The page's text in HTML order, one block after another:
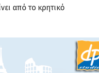
από το κρητικό